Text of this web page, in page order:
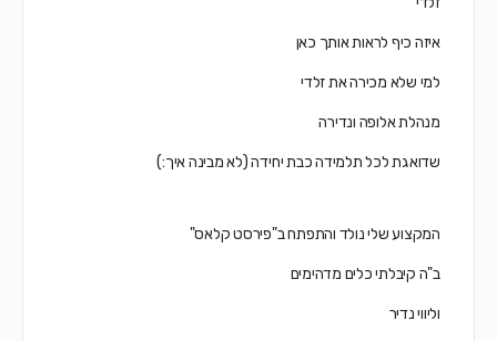
איזה כיף לראות אותך כאן
למי שלא מכירה את זלדי
מנהלת אלופה ונדירה
שדואגת לכל תלמידה כבת יחידה (לא מבינה איך:)
המקצוע שלי נולד והתפתח ב"פירסט קלאס"
ב"ה קיבלתי כלים מדהימים
וליווי נדיר